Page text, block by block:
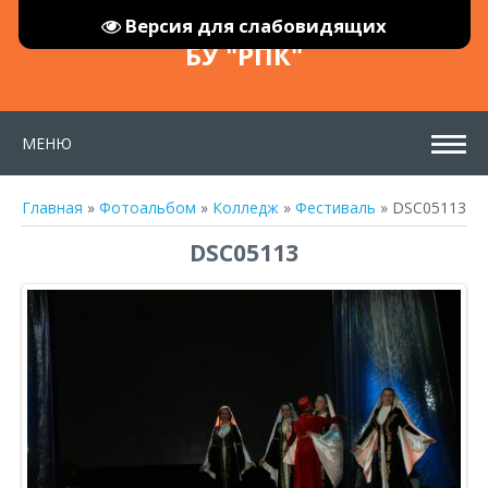
Версия для слабовидящих
БУ "РПК"
МЕНЮ
Главная » Фотоальбом » Колледж » Фестиваль » DSC05113
DSC05113